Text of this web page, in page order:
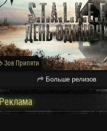
Зов Припяти
Больше релизов
Реклама